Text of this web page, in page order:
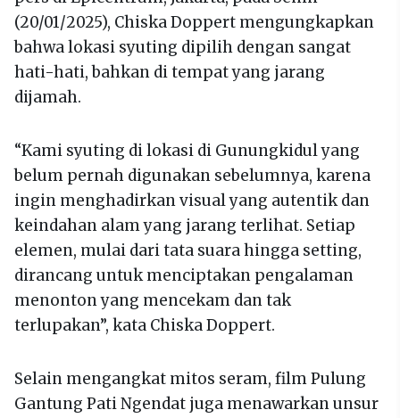
(20/01/2025), Chiska Doppert mengungkapkan
bahwa lokasi syuting dipilih dengan sangat
hati-hati, bahkan di tempat yang jarang
dijamah.
“Kami syuting di lokasi di Gunungkidul yang
belum pernah digunakan sebelumnya, karena
ingin menghadirkan visual yang autentik dan
keindahan alam yang jarang terlihat. Setiap
elemen, mulai dari tata suara hingga setting,
dirancang untuk menciptakan pengalaman
menonton yang mencekam dan tak
terlupakan”, kata Chiska Doppert.
Selain mengangkat mitos seram, film Pulung
Gantung Pati Ngendat juga menawarkan unsur